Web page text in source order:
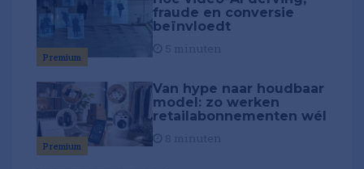
Premium
fraude en conversie
beïnvloedt
Premium
Van hype naar houdbaar
model: zo werken
retailabonnementen wél